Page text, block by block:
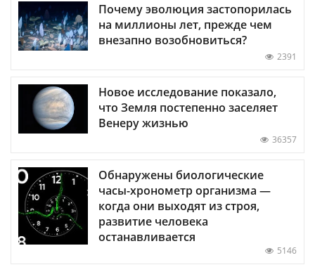
Почему эволюция застопорилась
на миллионы лет, прежде чем
внезапно возобновиться?
2391
Новое исследование показало,
что Земля постепенно заселяет
Венеру жизнью
36357
Обнаружены биологические
часы-хронометр организма —
когда они выходят из строя,
развитие человека
останавливается
5146